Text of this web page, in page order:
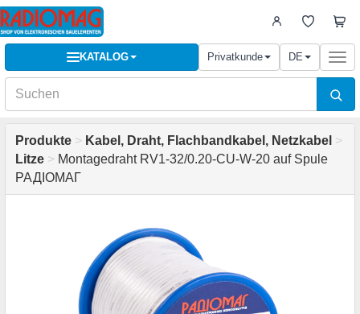
KATALOG Privatkunde DE
Produkte > Kabel, Draht, Flachbandkabel, Netzkabel >
Litze > Montagedraht RV1-32/0.20-CU-W-20 auf Spule
РАДІОМАГ